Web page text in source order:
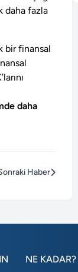
daha fazla
bir finansal
daha
Haber
NE KADAR?